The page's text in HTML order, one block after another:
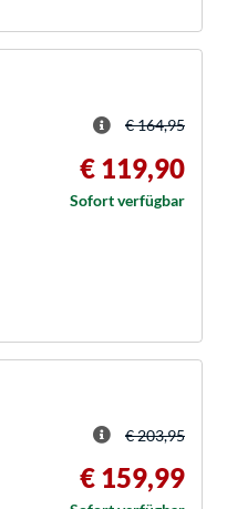
€ 164,95
€ 119,90
Sofort verfügbar
€ 203,95
€ 159,99